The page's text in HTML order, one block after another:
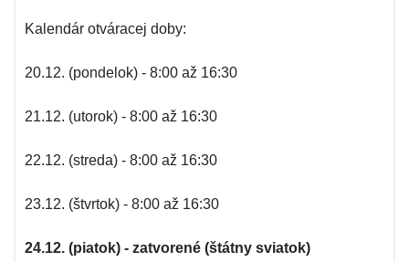
Kalendár otváracej doby:
20.12. (pondelok) - 8:00 až 16:30
21.12. (utorok) - 8:00 až 16:30
22.12. (streda) - 8:00 až 16:30
23.12. (štvrtok) - 8:00 až 16:30
24.12. (piatok) - zatvorené (štátny sviatok)